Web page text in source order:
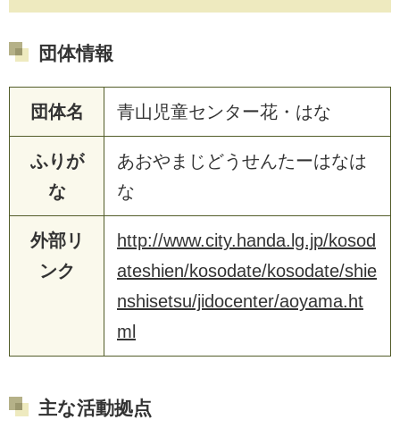
団体情報
団体名 青山児童センター花・はな
ふりが
な
あおやまじどうせんたーはなは
な
外部リ
ンク
http://www.city.handa.lg.jp/kosod
ateshien/kosodate/kosodate/shie
nshisetsu/jidocenter/aoyama.ht
ml
主な活動拠点